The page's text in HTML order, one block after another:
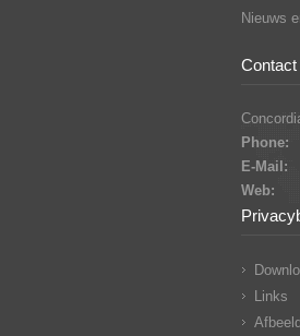
Nieuws
Contact
Phone:
E-Mail:
Web:
Links